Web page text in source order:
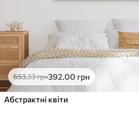
653.33грн392.00 грн
Абстрактні квіти